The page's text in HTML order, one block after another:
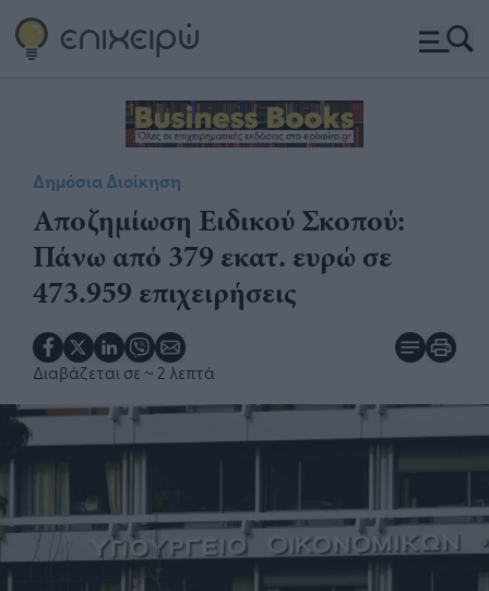
Δημόσια Διοίκηση
Αποζημίωση Ειδικού Σκοπού:
Πάνω από 379 εκατ. ευρώ σε
473.959 επιχειρήσεις
Διαβάζεται σε ~ 2 λεπτά